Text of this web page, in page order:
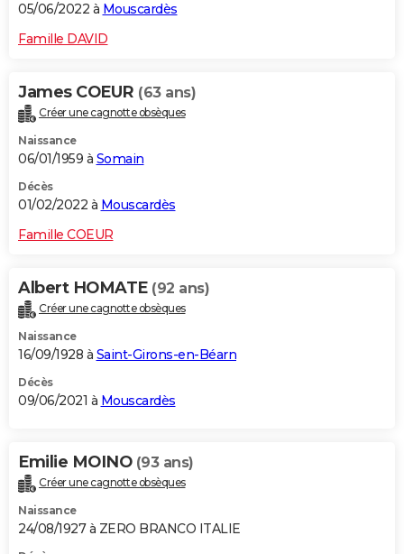
05/06/2022 à Mouscardès
Famille DAVID
James COEUR (63 ans)
Créer une cagnotte obsèques
Naissance
06/01/1959 à Somain
Décès
01/02/2022 à Mouscardès
Famille COEUR
Albert HOMATE (92 ans)
Créer une cagnotte obsèques
Naissance
16/09/1928 à Saint-Girons-en-Béarn
Décès
09/06/2021 à Mouscardès
Emilie MOINO (93 ans)
Créer une cagnotte obsèques
Naissance
24/08/1927 à ZERO BRANCO ITALIE